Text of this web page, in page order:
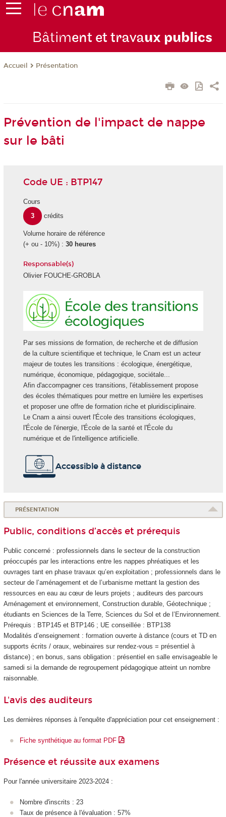
Bâtiment et travaux publics
Accueil Présentation
Prévention de l'impact de nappe
sur le bâti
Code UE : BTP147
Cours
3
crédits
Volume horaire de référence
(+ ou - 10%) : 30 heures
Responsable(s)
Olivier FOUCHE-GROBLA
Par ses missions de formation, de recherche et de diffusion
de la culture scientifique et technique, le Cnam est un acteur
majeur de toutes les transitions : écologique, énergétique,
numérique, économique, pédagogique, sociétale...
Afin d'accompagner ces transitions, l'établissement propose
des écoles thématiques pour mettre en lumière les expertises
et proposer une offre de formation riche et pluridisciplinaire.
Le Cnam a ainsi ouvert l'École des transitions écologiques,
l'École de l'énergie, l'École de la santé et l'École du
numérique et de l'intelligence artificielle.
Accessible à distance
PRÉSENTATION
Public, conditions d’accès et prérequis
Public concerné : professionnels dans le secteur de la construction
préoccupés par les interactions entre les nappes phréatiques et les
ouvrages tant en phase travaux qu’en exploitation ; professionnels dans le
secteur de l’aménagement et de l’urbanisme mettant la gestion des
ressources en eau au cœur de leurs projets ; auditeurs des parcours
Aménagement et environnement, Construction durable, Géotechnique ;
étudiants en Sciences de la Terre, Sciences du Sol et de l’Environnement.
Prérequis : BTP145 et BTP146 ; UE conseillée : BTP138
Modalités d’enseignement : formation ouverte à distance (cours et TD en
supports écrits / oraux, webinaires sur rendez-vous = présentiel à
distance) ; en bonus, sans obligation : présentiel en salle envisageable le
samedi si la demande de regroupement pédagogique atteint un nombre
raisonnable.
L'avis des auditeurs
Les dernières réponses à l'enquête d'appréciation pour cet enseignement :
Fiche synthétique au format PDF
Présence et réussite aux examens
Pour l'année universitaire 2023-2024 :
Nombre d'inscrits : 23
Taux de présence à l'évaluation : 57%